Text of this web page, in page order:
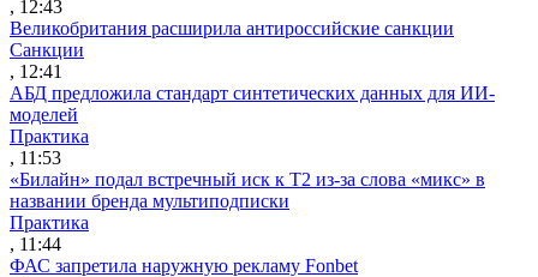
, 12:43
Великобритания расширила антироссийские санкции
Санкции
, 12:41
АБД предложила стандарт синтетических данных для ИИ-
моделей
Практика
, 11:53
«Билайн» подал встречный иск к Т2 из-за слова «микс» в
названии бренда мультиподписки
Практика
, 11:44
ФАС запретила наружную рекламу Fonbet